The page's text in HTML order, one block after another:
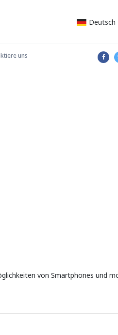
Deutsch
uns
von Smartphones und